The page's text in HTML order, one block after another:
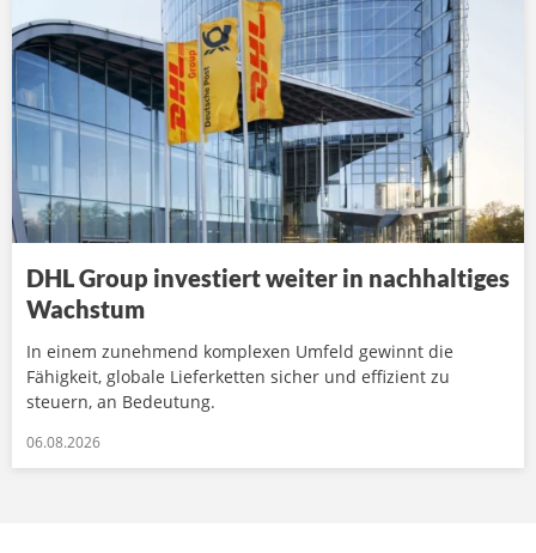
DHL Group investiert weiter in nachhaltiges
Wachstum
In einem zunehmend komplexen Umfeld gewinnt die
Fähigkeit, globale Lieferketten sicher und effizient zu
steuern, an Bedeutung.
06.08.2026